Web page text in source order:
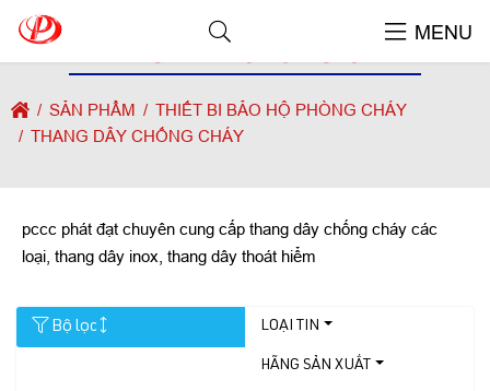
MENU
THANG DÂY CHỐNG CHÁY
SẢN PHẨM
THIẾT BI BẢO HỘ PHÒNG CHÁY
THANG DÂY CHỐNG CHÁY
pccc phát đạt chuyên cung cấp thang dây chống cháy các
loại, thang dây inox, thang dây thoát hiểm
Bộ lọc LOẠI TIN
HÃNG SẢN XUẤT